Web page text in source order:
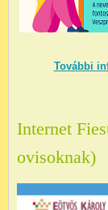
További
Internet
ovisoknak)